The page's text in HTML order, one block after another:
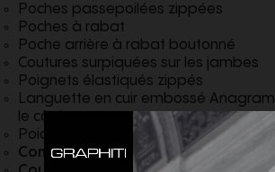
Poches passepoilées zippées
Poches à rabat
Poche arrière à rabat boutonné
Coutures surpiquées sur les jambes
Poignets élastiqués zippés
Languette en cuir embossé
le côté
Poids : 0,8kg Fabriqué en Italie
CompositionCoton